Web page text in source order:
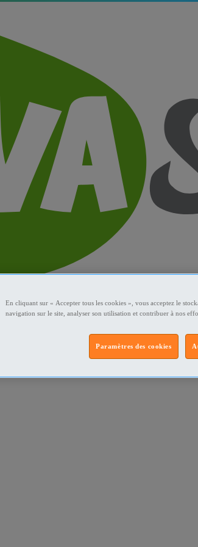
En cliquant sur « Accepter tous les cookies », vous acceptez le
navigation sur le site, analyser son utilisation et contribuer à nos
Paramètres des cookies